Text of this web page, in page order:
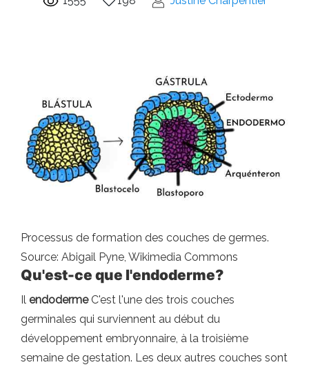
Processus de formation des couches de germes.
Source: Abigail Pyne, Wikimedia Commons
Qu'est-ce que l'endoderme?
Il endodermeC'est l'une des trois couches
germinales qui surviennent au début du
développement embryonnaire, à la troisième
semaine de gestation. Les deux autres couches sont